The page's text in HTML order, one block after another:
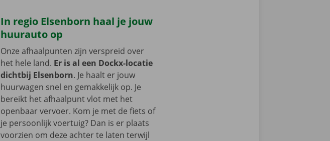
In regio Elsenborn haal je jouw
huurauto op
Onze afhaalpunten zijn verspreid over
het hele land. Er is al een Dockx-locatie
dichtbij Elsenborn. Je haalt er jouw
huurwagen snel en gemakkelijk op. Je
bereikt het afhaalpunt vlot met het
openbaar vervoer. Kom je met de fiets of
je persoonlijk voertuig? Dan is er plaats
voorzien om deze achter te laten terwijl